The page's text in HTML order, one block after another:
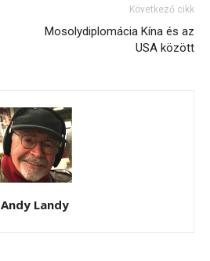
Következő cikk
Mosolydiplomácia Kína és az
USA között
Andy Landy